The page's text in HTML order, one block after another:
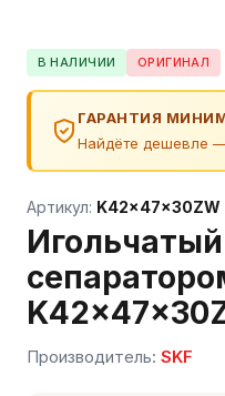
В НАЛИЧИИ ОРИГИНАЛ
ГАРАНТИЯ
Найдёте дешевле
Артикул: K42x47x30ZW
Производитель: SKF